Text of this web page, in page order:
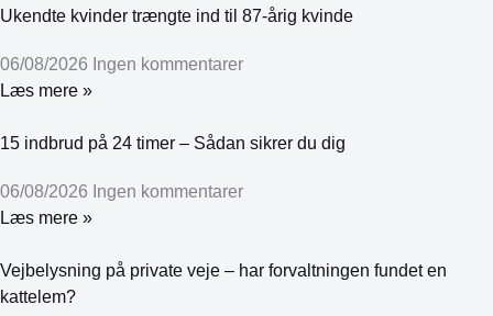
Ukendte kvinder trængte ind til 87-årig kvinde
06/08/2026 Ingen kommentarer
Læs mere »
15 indbrud på 24 timer – Sådan sikrer du dig
06/08/2026 Ingen kommentarer
Læs mere »
Vejbelysning på private veje – har forvaltningen fundet en
kattelem?